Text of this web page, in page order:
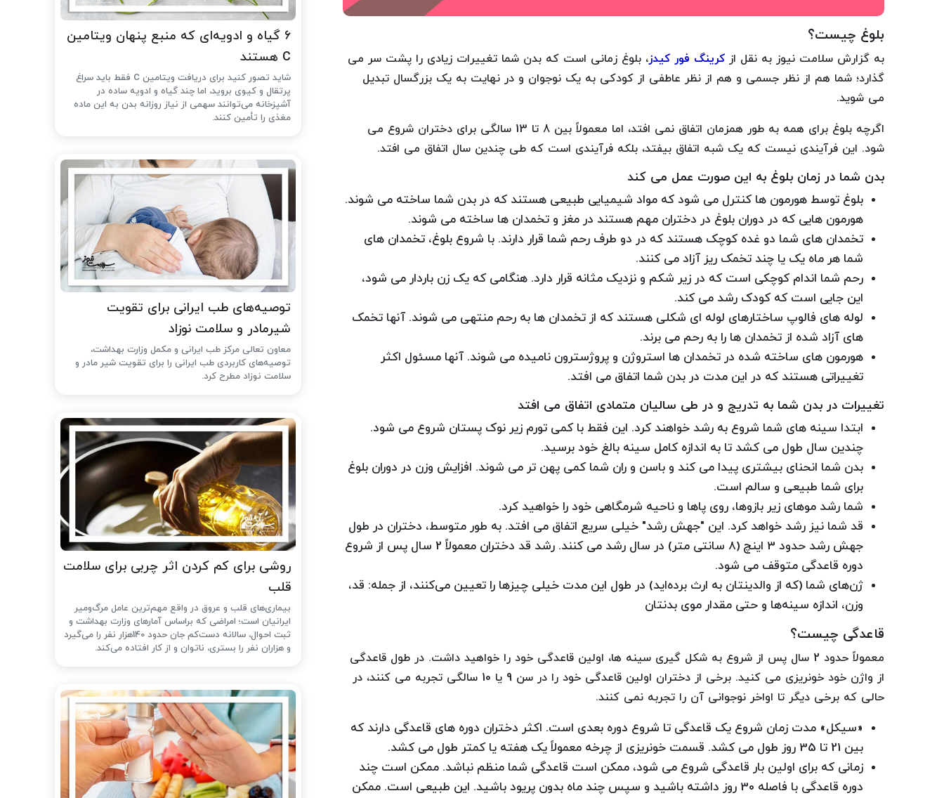
بلوغ چیست؟
به گزارش سلامت نیوز به نقل از کرینگ فور کیدز، بلوغ زمانی است که بدن شما تغییرات زیادی را پشت سر می
گذارد؛ شما هم از نظر جسمی و هم از نظر عاطفی از کودکی به یک نوجوان و در نهایت به یک بزرگسال تبدیل
می شوید.
اگرچه بلوغ برای همه به طور همزمان اتفاق نمی افتد، اما معمولاً بین 8 تا 13 سالگی برای دختران شروع می
شود. این فرآیندی نیست که یک شبه اتفاق بیفتد، بلکه فرآیندی است که طی چندین سال اتفاق می افتد.
بدن شما در زمان بلوغ به این صورت عمل می کند
بلوغ توسط هورمون ها کنترل می شود که مواد شیمیایی طبیعی هستند که در بدن شما ساخته می شوند.
هورمون هایی که در دوران بلوغ در دختران مهم هستند در مغز و تخمدان ها ساخته می شوند.
تخمدان های شما دو غده کوچک هستند که در دو طرف رحم شما قرار دارند. با شروع بلوغ، تخمدان های
شما هر ماه یک یا چند تخمک ریز آزاد می کنند.
رحم شما اندام کوچکی است که در زیر شکم و نزدیک مثانه قرار دارد. هنگامی که یک زن باردار می شود،
این جایی است که کودک رشد می کند.
لوله های فالوپ ساختارهای لوله ای شکلی هستند که از تخمدان ها به رحم منتهی می شوند. آنها تخمک
های آزاد شده از تخمدان ها را به رحم می برند.
هورمون های ساخته شده در تخمدان ها استروژن و پروژسترون نامیده می شوند. آنها مسئول اکثر
تغییراتی هستند که در این مدت در بدن شما اتفاق می افتد.
تغییرات در بدن شما به تدریج و در طی سالیان متمادی اتفاق می افتد
ابتدا سینه های شما شروع به رشد خواهند کرد. این فقط با کمی تورم زیر نوک پستان شروع می شود.
چندین سال طول می کشد تا به اندازه کامل سینه بالغ خود برسید.
بدن شما انحنای بیشتری پیدا می کند و باسن و ران شما کمی پهن تر می شوند. افزایش وزن در دوران بلوغ
برای شما طبیعی و سالم است.
شما رشد موهای زیر بازوها، روی پاها و ناحیه شرمگاهی خود را خواهید کرد.
قد شما نیز رشد خواهد کرد. این "جهش رشد" خیلی سریع اتفاق می افتد. به طور متوسط، دختران در طول
جهش رشد حدود 3 اینچ (8 سانتی متر) در سال رشد می کنند. رشد قد دختران معمولاً 2 سال پس از شروع
دوره قاعدگی متوقف می شود.
ژن‌های شما (که از والدینتان به ارث برده‌اید) در طول این مدت خیلی چیزها را تعیین می‌کنند، از جمله: قد،
وزن، اندازه سینه‌ها و حتی مقدار موی بدنتان
قاعدگی چیست؟
معمولاً حدود 2 سال پس از شروع به شکل گیری سینه ها، اولین قاعدگی خود را خواهید داشت. در طول قاعدگی
از واژن خود خونریزی می کنید. برخی از دختران اولین قاعدگی خود را در سن 9 یا 10 سالگی تجربه می کنند، در
حالی که برخی دیگر تا اواخر نوجوانی آن را تجربه نمی کنند.
«سیکل» مدت زمان شروع یک قاعدگی تا شروع دوره بعدی است. اکثر دختران دوره های قاعدگی دارند که
بین 21 تا 35 روز طول می کشد. قسمت خونریزی از چرخه معمولاً یک هفته یا کمتر طول می کشد.
زمانی که برای اولین بار قاعدگی شروع می شود، ممکن است قاعدگی شما منظم نباشد. ممکن است چند
دوره قاعدگی با فاصله 30 روز داشته باشید و سپس چند ماه بدون پریود باشید. این طبیعی است. ممکن
۶ گیاه و ادویه‌ای که منبع پنهان ویتامین
C هستند
شاید تصور کنید برای دریافت ویتامین C فقط باید سراغ
پرتقال و کیوی بروید، اما چند گیاه و ادویه ساده در
آشپزخانه می‌توانند سهمی از نیاز روزانه بدن به این ماده
مغذی را تأمین کنند.
توصیه‌های طب ایرانی برای تقویت
شیرمادر و سلامت نوزاد
معاون تعالی مرکز طب ایرانی و مکمل وزارت بهداشت،
توصیه‌های کاربردی طب ایرانی را برای تقویت شیر مادر و
سلامت نوزاد مطرح کرد.
روشی برای کم کردن اثر چربی برای سلامت
قلب
بیماری‌های قلب و عروق در واقع مهم‌ترین عامل مرگ‌ومیر
ایرانیان است؛ امراضی که براساس آمارهای وزارت بهداشت و
ثبت احوال، سالانه دست‌کم جان حدود 140هزار نفر را می‌گیرد
و هزاران نفر را بستری، ناتوان و از کار افتاده می‌کند.